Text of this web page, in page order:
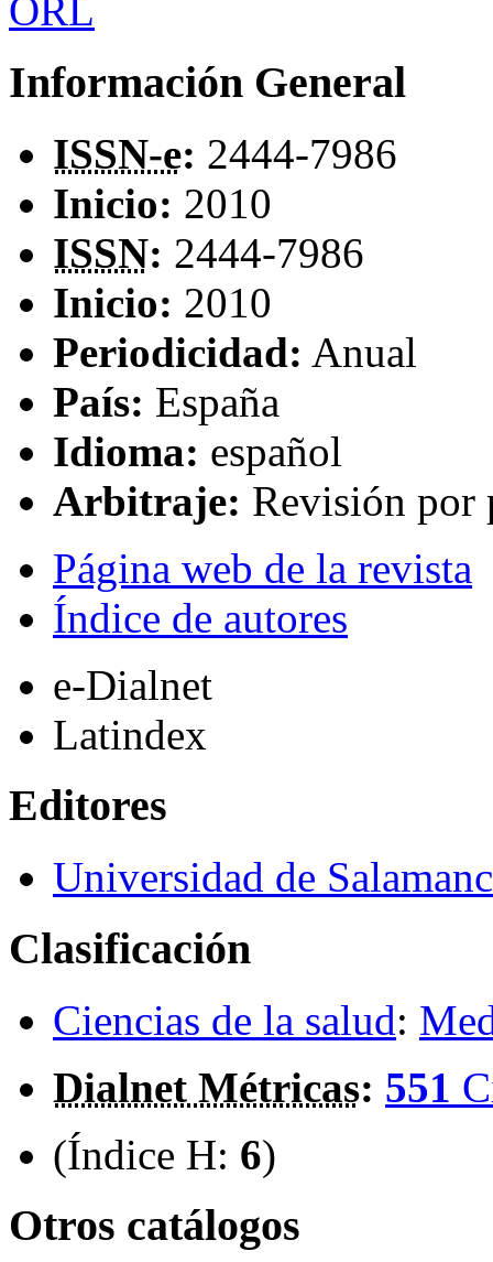
Información General
ISSN-e: 2444-7986
Inicio: 2010
ISSN: 2444-7986
Inicio: 2010
Periodicidad: Anual
País: España
Idioma: español
Arbitraje: Revisión por
Página web de la revista
Índice de autores
e-Dialnet
Latindex
Editores
Universidad de
Clasificación
Ciencias de la salud:
Dialnet Métricas: 551
(Índice H: 6)
Otros catálogos